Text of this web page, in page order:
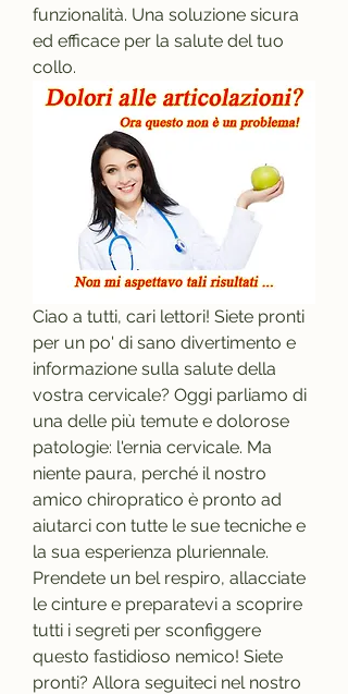
funzionalità. Una soluzione sicura
ed efficace per la salute del tuo
collo.
Ciao a tutti, cari lettori! Siete pronti
per un po' di sano divertimento e
informazione sulla salute della
vostra cervicale? Oggi parliamo di
una delle più temute e dolorose
patologie: l'ernia cervicale. Ma
niente paura, perché il nostro
amico chiropratico è pronto ad
aiutarci con tutte le sue tecniche e
la sua esperienza pluriennale.
Prendete un bel respiro, allacciate
le cinture e preparatevi a scoprire
tutti i segreti per sconfiggere
questo fastidioso nemico! Siete
pronti? Allora seguiteci nel nostro